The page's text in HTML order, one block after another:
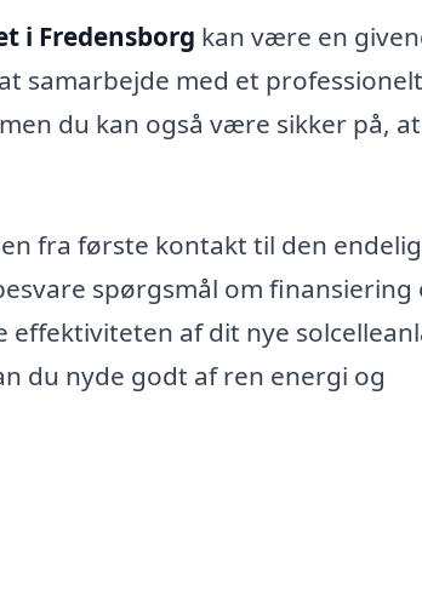
i Fredensborg kan være en
samarbejde med et professionelt
du kan også være sikker på, at
fra første kontakt til den
spørgsmål om finansiering
effektiviteten af dit nye
du nyde godt af ren energi og